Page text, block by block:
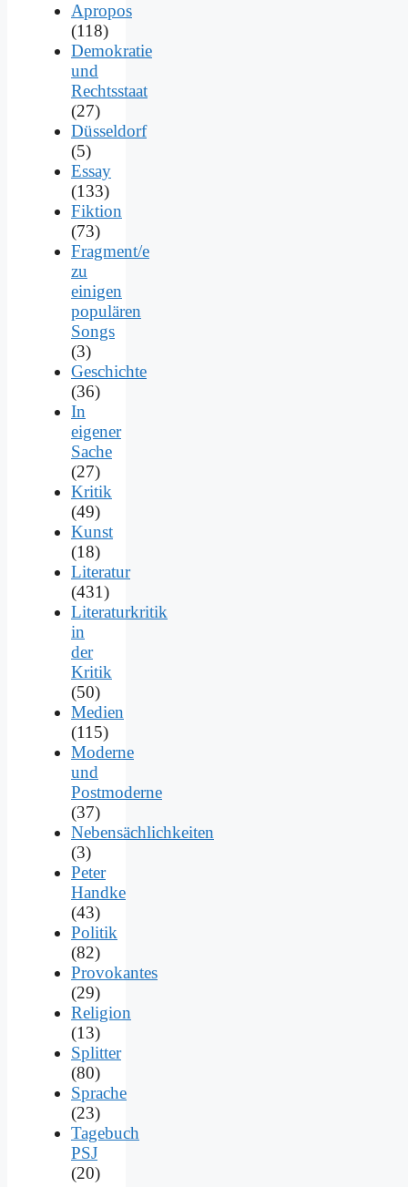
Apropos
(118)
Demokratie
und
Rechtsstaat
(27)
Düsseldorf
(5)
Essay
(133)
Fiktion
(73)
Fragment/e
zu
einigen
populären
Songs
(3)
Geschichte
(36)
In
eigener
Sache
(27)
Kritik
(49)
Kunst
(18)
Literatur
(431)
Literaturkritik
in
der
Kritik
(50)
Medien
(115)
Moderne
und
Postmoderne
(37)
Nebensächlichkeiten
(3)
Peter
Handke
(43)
Politik
(82)
Provokantes
(29)
Religion
(13)
Splitter
(80)
Sprache
(23)
Tagebuch
PSJ
(20)